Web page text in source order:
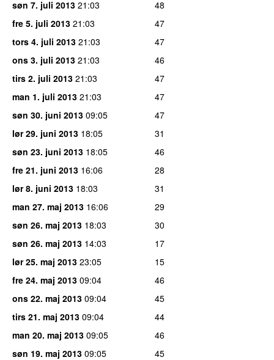
søn 7. juli 2013 21:03
48
fre 5. juli 2013 21:03
47
tors 4. juli 2013 21:03
47
ons 3. juli 2013 21:03
46
tirs 2. juli 2013 21:03
47
man 1. juli 2013 21:03
47
søn 30. juni 2013 09:05
47
lør 29. juni 2013 18:05
31
søn 23. juni 2013 18:05
46
fre 21. juni 2013 16:06
28
lør 8. juni 2013 18:03
31
man 27. maj 2013 16:06
29
søn 26. maj 2013 18:03
30
søn 26. maj 2013 14:03
17
lør 25. maj 2013 23:05
15
fre 24. maj 2013 09:04
46
ons 22. maj 2013 09:04
45
tirs 21. maj 2013 09:04
44
man 20. maj 2013 09:05
46
søn 19. maj 2013 09:05
45